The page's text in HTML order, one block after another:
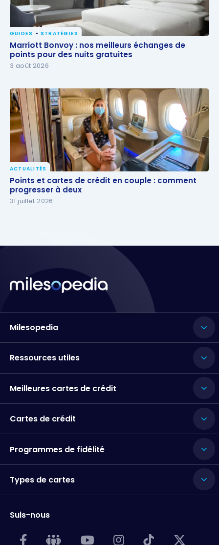
Marriott Bonvoy : nos meilleurs échanges de points
pour des nuits gratuites
GUIDES STRATÉGIES
Marriott Bonvoy : nos meilleurs échanges de
points pour des nuits gratuites
3 août 2026
Points et cartes de crédit en couple : comment
progresser à deux
ACTUALITÉS
Points et cartes de crédit en couple : comment
progresser à deux
31 juillet 2026
Milesopedia
Ressources utiles
Meilleures cartes de crédit
Cartes de crédit
Programmes de fidélité
Types de cartes
Suis-nous